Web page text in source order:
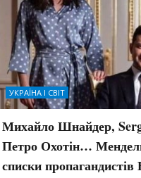
УКРАЇНА І СВІТ
Михайло Шнайдер,
Петро Охотін…
списки пропагандистів